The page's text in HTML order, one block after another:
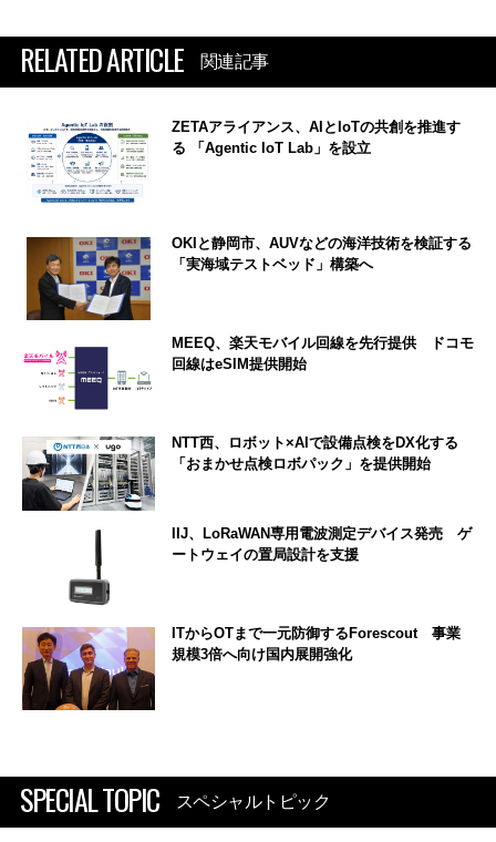
RELATED ARTICLE 関連記事
ZETAアライアンス、AIとIoTの共創を推進す
る 「Agentic IoT Lab」を設立
OKIと静岡市、AUVなどの海洋技術を検証する
「実海域テストベッド」構築へ
MEEQ、楽天モバイル回線を先行提供 ドコモ
回線はeSIM提供開始
NTT西、ロボット×AIで設備点検をDX化する
「おまかせ点検ロボパック」を提供開始
IIJ、LoRaWAN専用電波測定デバイス発売 ゲ
ートウェイの置局設計を支援
ITからOTまで一元防御するForescout 事業
規模3倍へ向け国内展開強化
SPECIAL TOPIC スペシャルトピック